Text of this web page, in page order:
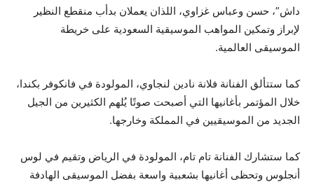
داش”، حسن وعباس غزاوي، اللذان يعملان بدأب منقطع النظير
لإبراز وتمكين المواهب الموسيقية السعودية على خريطة
الموسيقى العالمية.
كما ستتألق الفنانة فلانة نادين لنجاوي، المولودة في فانكوفر بكندا،
خلال المؤتمر بأغانيها التي أصبحت صوتًا يُلهم الكثيرين من الجيل
الجديد من الموسيقيين في المملكة وخارجها.
كما ستشارك الفنانة تام تام، المولودة في الرياض وتقيم في لوس
أنجلوس وتحظى أغانيها بشعبية واسعة بفضل الموسيقى الهادفة